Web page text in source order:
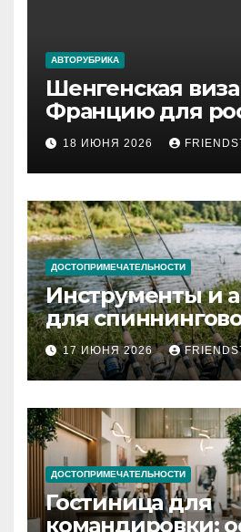
АВТОРУБРИКА
Шенгенская
Францию для
2026 году: сроки
и список
документов
18 ИЮНЯ 2026
ДОСТОПРИМЕЧАТЕЛЬНОСТИ
Инструменты и
для
рыбалки:
типы
17 ИЮНЯ 2026
ДОСТОПРИМЕЧАТЕЛЬНОСТИ
Гостиница для
командировки: